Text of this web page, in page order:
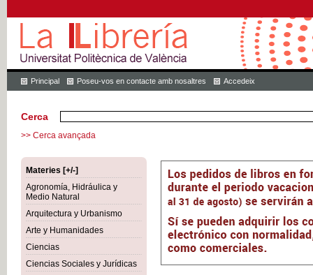
Principal Poseu-vos en contacte amb nosaltres Accedeix
Cerca
>> Cerca avançada
Materies [+/-]
Agronomía, Hidráulica y
Medio Natural
Arquitectura y Urbanismo
Arte y Humanidades
Ciencias
Ciencias Sociales y Jurídicas